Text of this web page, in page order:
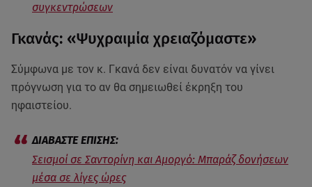
συγκεντρώσεων
Γκανάς: «Ψυχραιμία χρειαζόμαστε»
Σύμφωνα με τον κ. Γκανά δεν είναι δυνατόν να γίνει
πρόγνωση για το αν θα σημειωθεί έκρηξη του
ηφαιστείου.
Σεισμοί σε Σαντορίνη και Αμοργό: Μπαράζ δονήσεων
μέσα σε λίγες ώρες